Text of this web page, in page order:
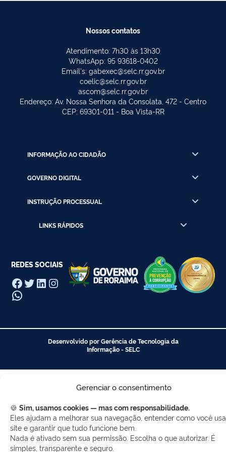
Gerenciar o consentimento
🍪 Sim, usamos cookies — mas com responsabilidade.
Eles ajudam a melhorar sua navegação, entender como você
site e garantir que tudo funcione bem.
Nada é ativado sem sua permissão. Escolha o que autorizar. É
simples, transparente e seguro.
Nossos contatos
Atendimento: 7h30 às 13h30
WhatsApp: 95 93618-0402
Email's: gabexec@selc.rr.gov.br
coelic@selc.rr.gov.br
ascom@selc.rr.gov.br
Endereço: Av. Nossa Senhora da Consolata, 472 - Centro
CEP: 69301-011 - Boa Vista-RR
INFORMAÇÃO AO CIDADÃO
GOVERNO DIGITAL
INSTRUÇÃO PROCESSUAL
LINKS RÁPIDOS
REDES SOCIAIS
Facebook
Twitter
LinkedIn
Instagram
WhatsApp
Desenvolvido por Gerência de Tecnologia da
Informação - SELC